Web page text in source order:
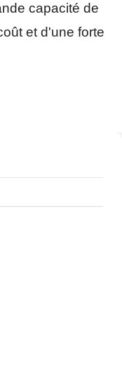
capacité de
et d'une forte